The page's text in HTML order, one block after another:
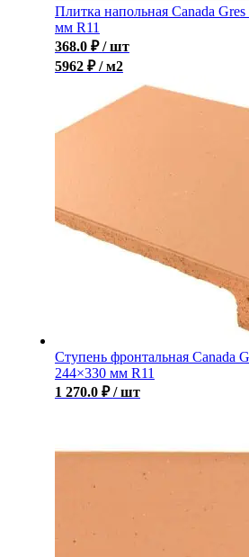
Плитка напольная Canada
мм R11
368.0 ₽ / шт
5962 ₽ / м2
Ступень фронтальная Canada
244×330 мм R11
1 270.0 ₽ / шт